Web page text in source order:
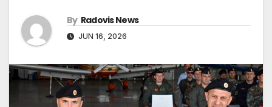
By Radovis News
JUN 16, 2026